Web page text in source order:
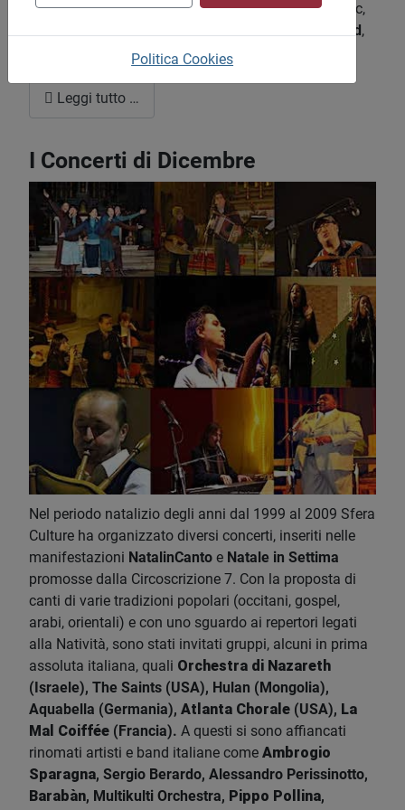
Band,MusafirGitani del Rajasthan, Boban Markovic,
Warsaw Village Band ,
, Baba Zula, Lura,
Leggi tutto …
I Concerti di Dicembre
Nel periodo natalizio degli anni dal 1999 al 2009 Sfera
Culture ha organizzato diversi concerti, inseriti nelle
manifestazioni NatalinCanto e Natale in Settima
promosse dalla Circoscrizione 7. Con la proposta di
canti di varie tradizioni popolari (occitani, gospel,
arabi, orientali) e con uno sguardo ai repertori legati
alla Natività, sono stati invitati gruppi, alcuni in prima
assoluta italiana, quali Orchestra di Nazareth
(Israele), The Saints (USA), Hulan (Mongolia),
Aquabella (Germania), Atlanta Chorale (USA), La
Mal Coiffée (Francia). A questi si sono affiancati
rinomati artisti e band italiane come Ambrogio
Sparagna, Sergio Berardo, Alessandro Perissinotto,
Barabàn, Multikulti Orchestra, Pippo Pollina,
Politica Cookies